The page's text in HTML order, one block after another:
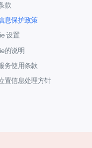
款
息保护政策
设置
的说明
务使用条款
置信息处理方针